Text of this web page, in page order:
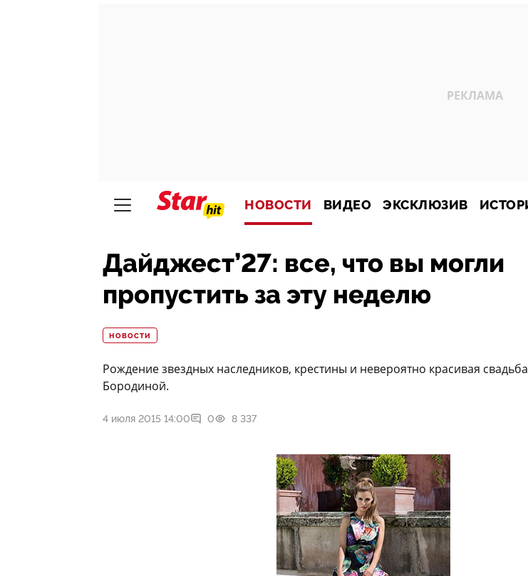
НОВОСТИ ВИДЕО ЭКСКЛЮЗИВ
Дайджест’27: все, что вы могли
пропустить за эту неделю
НОВОСТИ
Рождение звездных наследников, крестины и невероятно красивая
Бородиной.
4 июля 2015 14:00 0 8 337